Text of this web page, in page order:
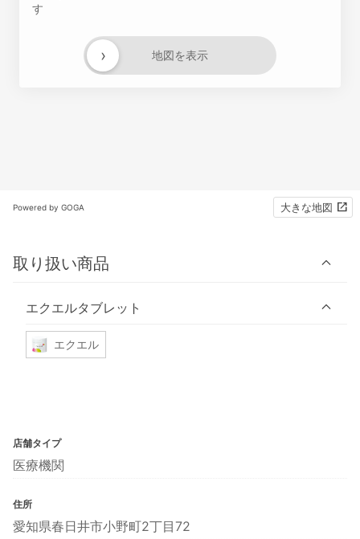
す
地図を表示
›
Powered by GOGA 大きな地図
取り扱い商品
エクエルタブレット
エクエル
店舗タイプ
医療機関
住所
愛知県春日井市小野町2丁目72